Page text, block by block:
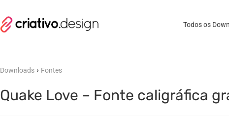
Todos os
Downloads › Fontes
Quake Love – Fonte caligráfica